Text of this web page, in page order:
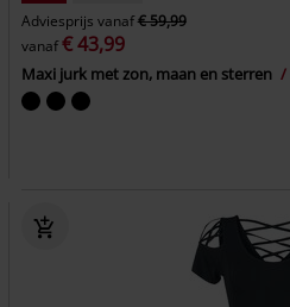
Adviesprijs vanaf€ 59,99
vanaf€ 43,99
Maxi jurk met zon, maan en sterren